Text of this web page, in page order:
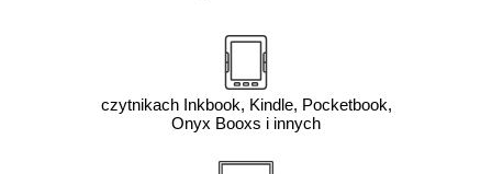
czytnikach Inkbook, Kindle, Pocketbook,
Onyx Booxs i innych